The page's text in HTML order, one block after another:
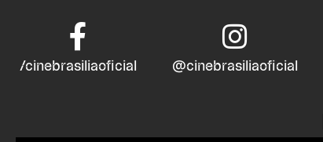
/cinebrasiliaoficial @cinebrasiliaoficial